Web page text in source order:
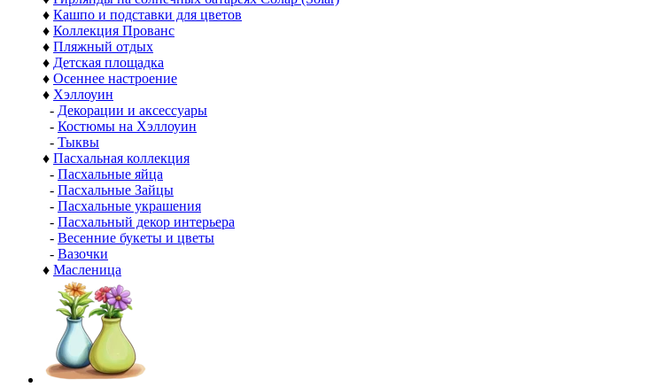
♦ Кашпо и подставки для цветов
♦ Коллекция Прованс
♦ Пляжный отдых
♦ Детская площадка
♦ Осеннее настроение
♦ Хэллоуин
- Декорации и аксессуары
- Костюмы на Хэллоуин
- Тыквы
♦ Пасхальная коллекция
- Пасхальные яйца
- Пасхальные Зайцы
- Пасхальные украшения
- Пасхальный декор интерьера
- Весенние букеты и цветы
- Вазочки
♦ Масленица